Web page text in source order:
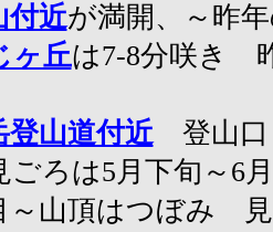
付近が満開、～昨
ヶ丘は7-8分咲き
登山道付近登山口
ごろは5月下旬～
～山頂はつぼみ